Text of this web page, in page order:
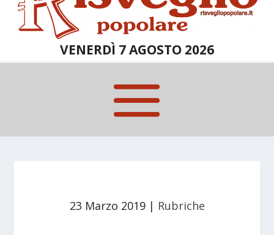
VENERDÌ 7 AGOSTO 2026
23 Marzo 2019| Rubriche